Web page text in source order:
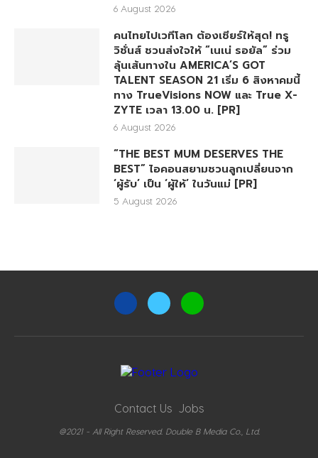
6 August 2026
คนไทยไปเวทีโลก ต้องเชียร์ให้สุด! ทรู
วิชั่นส์ ชวนส่งใจให้ “เนเน่ รอยัล” ร่วม
ลุ้นเส้นทางใน AMERICA’S GOT
TALENT SEASON 21 เริ่ม 6 สิงหาคมนี้
ทาง TrueVisions NOW และ True X-
ZYTE เวลา 13.00 น. [PR]
6 August 2026
“THE BEST MUM DESERVES THE
BEST” ไอคอนสยามชวนลูกเปลี่ยนจาก
‘ผู้รับ’ เป็น ‘ผู้ให้’ ในวันแม่ [PR]
5 August 2026
Contact Us Jobs
@2021 - All Right Reserved. Double B Media Co., Ltd.